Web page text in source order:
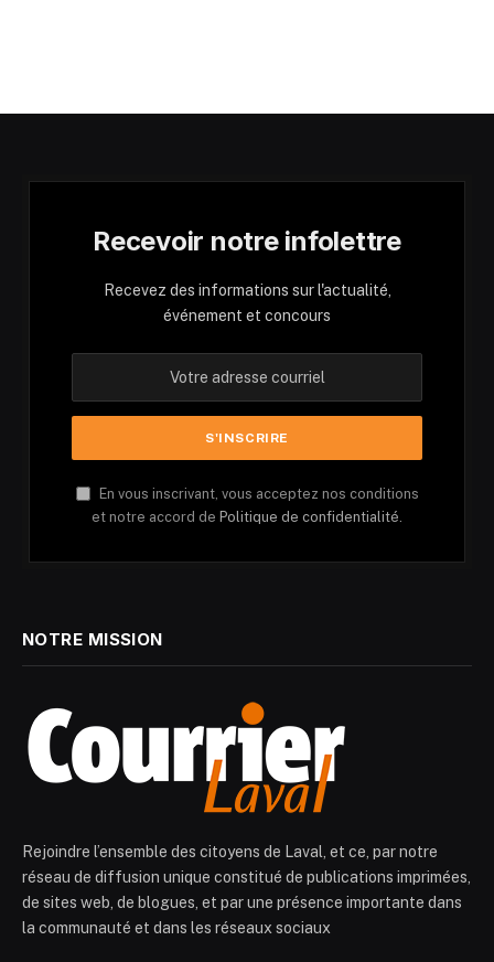
Recevoir notre infolettre
Recevez des informations sur l'actualité,
événement et concours
En vous inscrivant, vous acceptez nos conditions
et notre accord de Politique de confidentialité.
NOTRE MISSION
Rejoindre l’ensemble des citoyens de Laval, et ce, par notre
réseau de diffusion unique constitué de publications imprimées,
de sites web, de blogues, et par une présence importante dans
la communauté et dans les réseaux sociaux